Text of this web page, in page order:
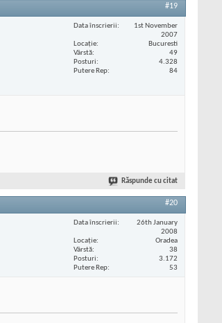
#19
Data înscrierii
1st November
2007
Locaţie
Bucuresti
Vârstă
49
Posturi
4.328
Putere Rep
84
Răspunde cu citat
#20
Data înscrierii
26th January
2008
Locaţie
Oradea
Vârstă
38
Posturi
3.172
Putere Rep
53